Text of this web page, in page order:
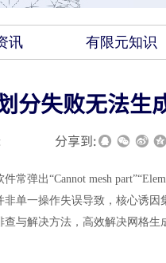
讯 有限元知识
分失败无法生
分享到:
弹出“Cannot mesh
单一操作失误导致，核心诱因
与解决方法，高效解决网格生